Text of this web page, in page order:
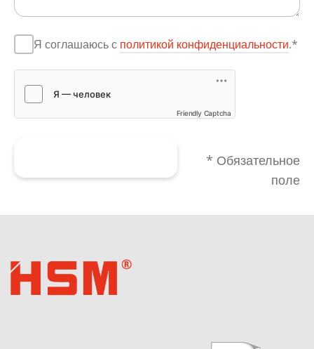
Я соглашаюсь с политикой конфиденциальности.*
Friendly Captcha
* Обязательное
поле